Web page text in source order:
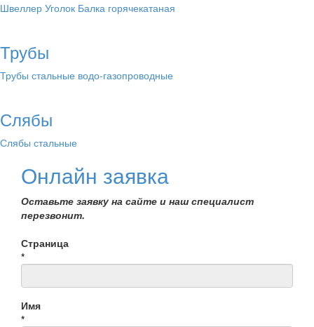
Швеллер Уголок Балка горячекатаная
Трубы
Трубы стальные водо-газопроводные
Слябы
Слябы стальные
Онлайн заявка
Оставьте заявку на сайте и наш специалист
перезвонит.
Страница
*
Имя
*